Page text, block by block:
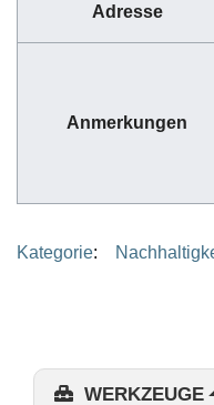
Adresse
Anmerkungen
Kategorie:
WERKZEUGE